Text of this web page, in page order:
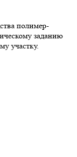
полимер-
заданию
участку.